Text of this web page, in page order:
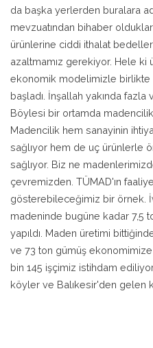
da başka yerlerden buralara
mevzuatından bihaber
ürünlerine ciddi ithalat
azaltmamız gerekiyor. Hele ki
ekonomik modelimizle birlikte
başladı. İnşallah yakında
Böylesi bir ortamda
Madencilik hem sanayinin
sağlıyor hem de uç ürünlerle
sağlıyor. Biz ne
çevremizden. TÜMAD'ın
gösterebileceğimiz bir örnek.
madeninde bugüne kadar 7,5
yapıldı. Maden üretimi
ve 73 ton gümüş ekonomimize
bin 145 işçimiz istihdam
köyler ve Balıkesir'den gelen